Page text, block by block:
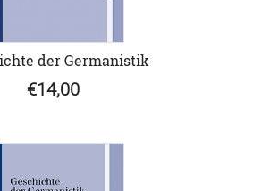
der Germanistik
€14,00